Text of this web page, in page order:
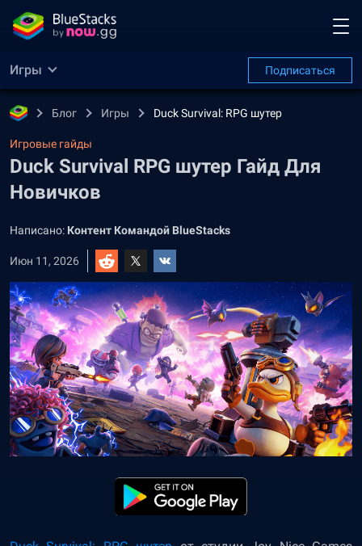
Игры Подписаться
Блог Игры Duck Survival: RPG шутер
Игровые гайды
Duck Survival RPG шутер Гайд Для
Новичков
Написано: Контент Командой BlueStacks
Июн 11, 2026